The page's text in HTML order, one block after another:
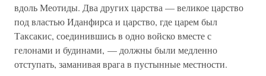
вдоль Меотиды. Два других царства — великое царство
под властью Иданфирса и царство, где царем был
Таксакис, соединившись в одно войско вместе с
гелонами и будинами, — должны были медленно
отступать, заманивая врага в пустынные местности.